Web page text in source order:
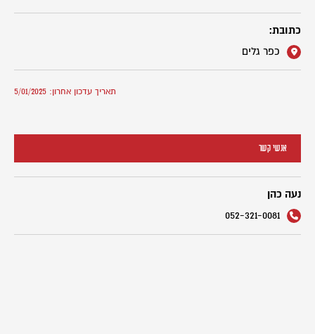
כתובת:
כפר גלים
תאריך עדכון אחרון: 5/01/2025
אנשי קשר
נעה כהן